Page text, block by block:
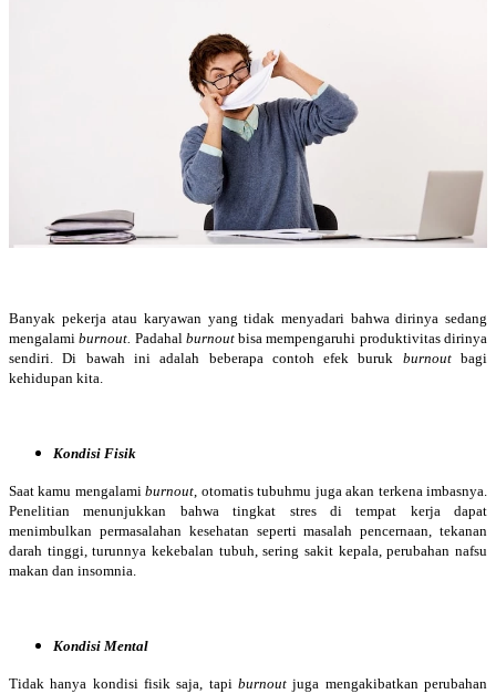
Banyak pekerja atau karyawan yang tidak menyadari bahwa dirinya sedang
mengalamiburnout. Padahal burnoutbisa mempengaruhi produktivitas dirinya
sendiri. Di bawah ini adalah beberapa contoh efek buruk burnoutbagi
kehidupan kita.
Kondisi Fisik
Saat kamu mengalamiburnout, otomatis tubuhmu juga akan terkena imbasnya.
Penelitian menunjukkan bahwa tingkat stres di tempat kerja dapat
menimbulkan permasalahan kesehatan seperti masalah pencernaan, tekanan
darah tinggi, turunnya kekebalan tubuh, sering sakit kepala, perubahan nafsu
makan dan insomnia.
Kondisi Mental
Tidak hanya kondisi fisik saja, tapi burnoutjuga mengakibatkan perubahan